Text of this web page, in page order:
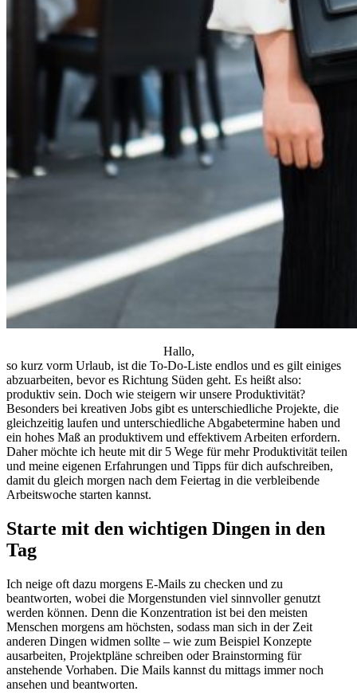
Hallo,
so kurz vorm Urlaub, ist die To-Do-Liste endlos und es gilt einiges
abzuarbeiten, bevor es Richtung Süden geht. Es heißt also:
produktiv sein. Doch wie steigern wir unsere Produktivität?
Besonders bei kreativen Jobs gibt es unterschiedliche Projekte, die
gleichzeitig laufen und unterschiedliche Abgabetermine haben und
ein hohes Maß an produktivem und effektivem Arbeiten erfordern.
Daher möchte ich heute mit dir 5 Wege für mehr Produktivität teilen
und meine eigenen Erfahrungen und Tipps für dich aufschreiben,
damit du gleich morgen nach dem Feiertag in die verbleibende
Arbeitswoche starten kannst.
Starte mit den wichtigen Dingen in den
Tag
Ich neige oft dazu morgens E-Mails zu checken und zu
beantworten, wobei die Morgenstunden viel sinnvoller genutzt
werden können. Denn die Konzentration ist bei den meisten
Menschen morgens am höchsten, sodass man sich in der Zeit
anderen Dingen widmen sollte – wie zum Beispiel Konzepte
ausarbeiten, Projektpläne schreiben oder Brainstorming für
anstehende Vorhaben. Die Mails kannst du mittags immer noch
ansehen und beantworten.